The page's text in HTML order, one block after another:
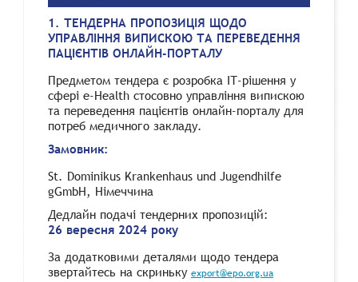
1. ТЕНДЕРНА ПРОПОЗИЦІЯ ЩОДО
УПРАВЛІННЯ ВИПИСКОЮ ТА ПЕРЕВЕДЕННЯ
ПАЦІЄНТІВ ОНЛАЙН-ПОРТАЛУ
Предметом тендера є розробка ІТ-рішення у
сфері e-Health стосовно управління випискою
та переведення пацієнтів онлайн-порталу для
потреб медичного закладу.
Замовник:
St. Dominikus Krankenhaus und Jugendhilfe
gGmbH, Німеччина
Дедлайн подачі тендерних пропозицій:
26 вересня 2024 року
За додатковими деталями щодо тендера
звертайтесь на скриньку export@epo.org.ua